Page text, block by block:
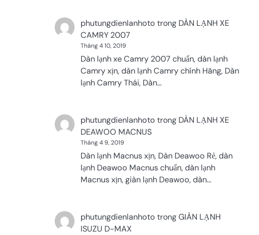
phutungdienlanhoto trong DÀN LẠNH XE
CAMRY 2007
Tháng 4 10, 2019
Dàn lạnh xe Camry 2007 chuẩn, dàn lạnh
Camry xịn, dàn lạnh Camry chính Hãng, Dàn
lạnh Camry Thái, Dàn…
phutungdienlanhoto trong DÀN LẠNH XE
DEAWOO MACNUS
Tháng 4 9, 2019
Dàn lạnh Macnus xịn, Dàn Deawoo Rẻ, dàn
lạnh Deawoo Macnus chuẩn, dàn lạnh
Macnus xịn, giàn lạnh Deawoo, dàn…
phutungdienlanhoto trongGIÀN LẠNH
ISUZU D-MAX